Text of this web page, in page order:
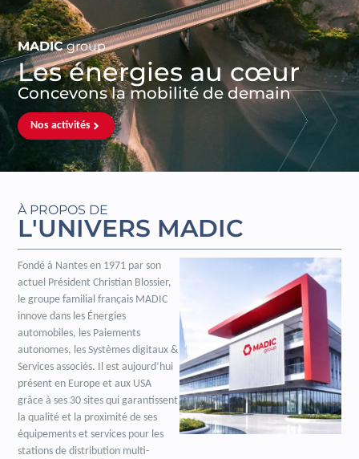
MADIC group
Les énergies au cœur
Concevons la mobilité de demain
Nos activités
À PROPOS DE
L'UNIVERS MADIC
Fondé à Nantes en 1971 par son
actuel Président Christian Blossier,
le groupe familial français MADIC
innove dans les Énergies
automobiles, les Paiements
autonomes, les Systèmes digitaux &
Services associés. Il est aujourd’hui
présent en Europe et aux USA
grâce à ses 30 sites qui garantissent
la qualité et la proximité de ses
équipements et services pour les
stations de distribution multi-